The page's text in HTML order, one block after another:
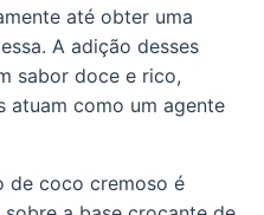
até obter uma
A adição desses
sabor doce e rico,
atuam como um agente
de coco cremoso é